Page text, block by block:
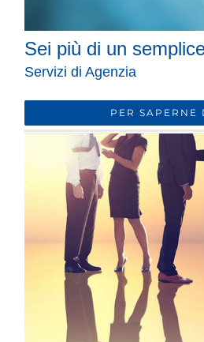
Sei più di un
Servizi di Agenzia
PER SAPERNE